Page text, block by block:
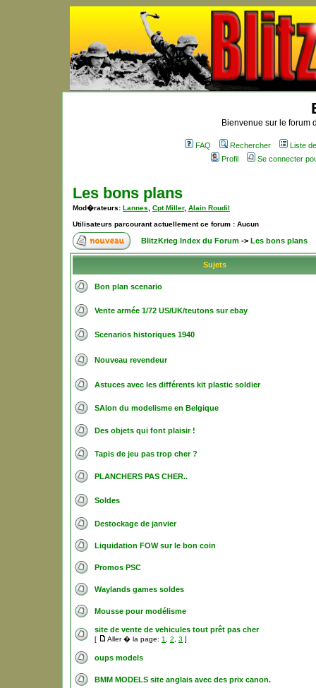
Bienvenue sur le forum
FAQ Rechercher
Liste
Profil
Se connecter
Les bons plans
Mod�rateurs: Lannes Cpt Miller, Alain Roudil
Utilisateurs parcourant actuellement ce forum : Aucun
BlitzKrieg Index du Forum -> Les bons plans
Sujets
Bon plan scenario
Vente armée 1/72 US/UK/teutons sur ebay
Scenarios historiques 1940
Nouveau revendeur
Astuces avec les différents kit plastic soldier
SAlon du modelisme en Belgique
Des objets qui font plaisir !
Tapis de jeu pas trop cher ?
PLANCHERS PAS CHER..
Soldes
Destockage de janvier
Liquidation FOW sur le bon coin
Promos PSC
Waylands games soldes
Mousse pour modélisme
site de vente de vehicules tout prêt pas cher
[ Aller � la page: 1 2 3 ]
oups models
BMM MODELS site anglais avec des prix canon.